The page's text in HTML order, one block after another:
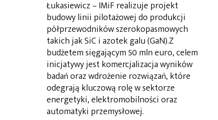
Łukasiewicz – IMiF realizuje projekt
budowy linii pilotażowej do produkcji
półprzewodników szerokopasmowych
takich jak SiC i azotek galu (GaN).Z
budżetem sięgającym 50 mln euro, celem
inicjatywy jest komercjalizacja wyników
badań oraz wdrożenie rozwiązań, które
odegrają kluczową rolę w sektorze
energetyki, elektromobilności oraz
automatyki przemysłowej.